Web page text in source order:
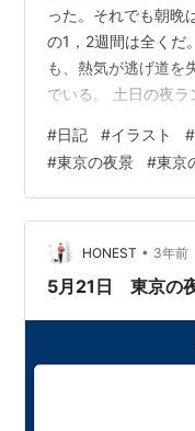
った。それでも朝晩
の1，2週間は全くだ
も、熱気が逃げ道を
でいる。 土日の夜ラ
とリフレッシュ。時
のだ。 それがどうだ
耐えられないほどの
遽ランニングから散
だけれど、疾走感に
る。 夜の筋トレをや
#日記 #イラスト #
#東京の夜景 #東京
HONEST • 3年前
5月21日 東京の